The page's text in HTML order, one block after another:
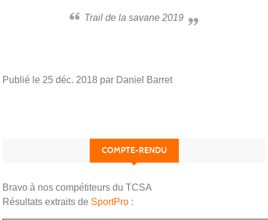
Trail de la savane 2019
Publié le 25 déc. 2018 par Daniel Barret
COMPTE-RENDU
Bravo à nos compétiteurs du TCSA
Résultats extraits de SportPro :